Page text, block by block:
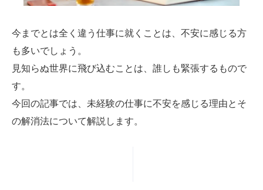
今までとは全く違う仕事に就くことは、不安に感じる方
も多いでしょう。
見知らぬ世界に飛び込むことは、誰しも緊張するもので
す。
今回の記事では、未経験の仕事に不安を感じる理由とそ
の解消法について解説します。